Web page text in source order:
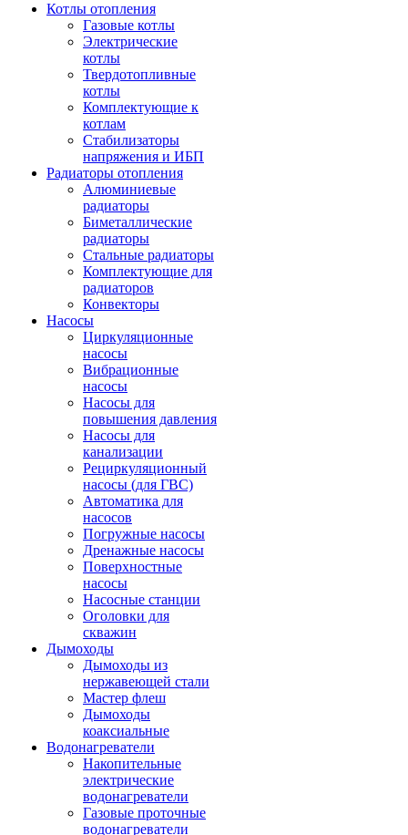
Котлы отопления
Газовые котлы
Электрические
котлы
Твердотопливные
котлы
Комплектующие к
котлам
Стабилизаторы
напряжения и ИБП
Радиаторы отопления
Алюминиевые
радиаторы
Биметаллические
радиаторы
Стальные радиаторы
Комплектующие для
радиаторов
Конвекторы
Насосы
Циркуляционные
насосы
Вибрационные
насосы
Насосы для
повышения давления
Насосы для
канализации
Рециркуляционный
насосы (для ГВС)
Автоматика для
насосов
Погружные насосы
Дренажные насосы
Поверхностные
насосы
Насосные станции
Оголовки для
скважин
Дымоходы
Дымоходы из
нержавеющей стали
Мастер флеш
Дымоходы
коаксиальные
Водонагреватели
Накопительные
электрические
водонагреватели
Газовые проточные
водонагреватели